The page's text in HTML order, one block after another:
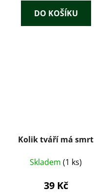
DO KOŠÍKU
Kolik tváří má smrt
Skladem (1 ks)
39 Kč